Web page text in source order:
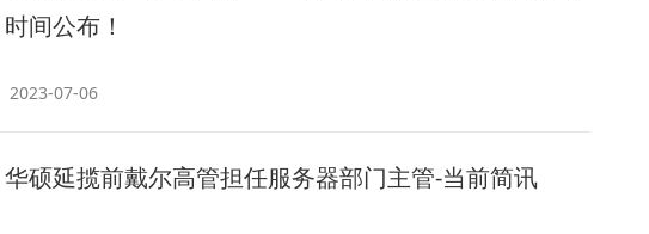
时间公布！
2023-07-06
华硕延揽前戴尔高管担任服务器部门主管-当前简讯